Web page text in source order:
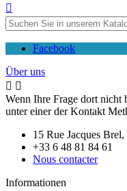

Facebook
Über uns
 
Wenn Ihre Frage dort nicht
unter einer der Kontakt
15 Rue Jacques
+33 6 48 81 84 61
Nous contacter
Informationen